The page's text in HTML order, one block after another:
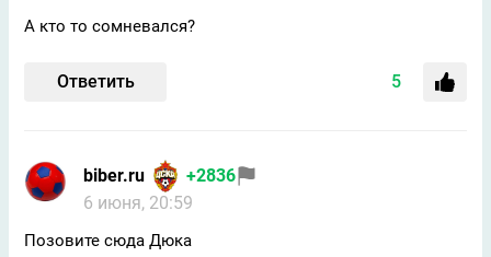
А кто то сомневался?
Ответить 5
biber.ru
+2836
6 июня, 20:59
Позовите сюда Дюка